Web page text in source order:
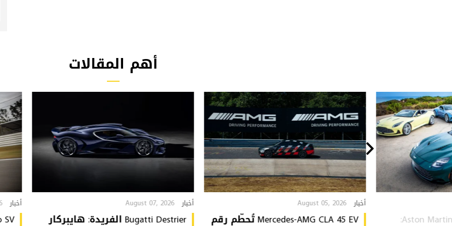
أهم المقالات
Aston Martin Heritage Collection:
أخبار August 05, 2026
Mercedes-AMG CLA 45 EV تُحطّم رقم
أخبار August 07, 2026
Bugatti Destrier الفريدة: هايبركار
أخبار